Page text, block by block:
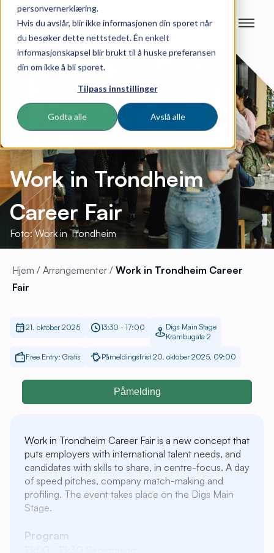
personvernerklæring.
Hvis du avslår, blir ikke informasjonen din sporet når
du besøker dette nettstedet. Én enkelt
informasjonskapsel blir brukt til å huske preferansen
din om ikke å bli sporet.
Tilpass innstillinger
Godta alle Avslå alle
Work in Trondheim
Career Fair
Foto: Work in Trondheim
Hjem / Arrangementer / Work in Trondheim Career
Fair
21. oktober 2025 13:30 - 17:00
Digs Main Stage
Krambugata 2
Free Entry: Gratis Påmeldingsfrist 20. oktober 2025, 09:00
Påmelding
Work in Trondheim Career Fair is a new concept that
puts employers with international talent needs, and
candidates with skills to share, in centre-focus. A day
of speed pitches, company match-making and
profiling. The event takes place on the Digs Main
Stage.
Program